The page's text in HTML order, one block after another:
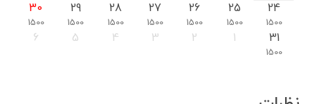
24
1500
25
1500
26
1500
27
1500
28
1500
29
1500
30
1500
31
1500
1
2
3
4
5
6